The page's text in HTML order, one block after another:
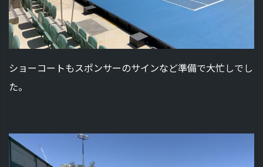
ショーコートもスポンサーのサインなど準備で大忙しでし
た。